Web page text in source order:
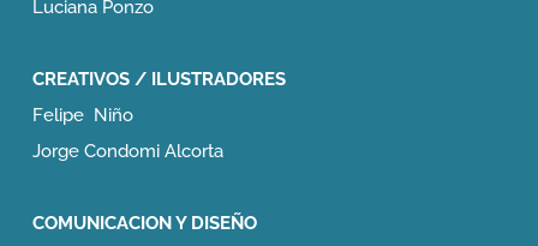
Luciana Ponzo
CREATIVOS / ILUSTRADORES
Felipe Niño
Jorge Condomi Alcorta
COMUNICACION Y DISEÑO